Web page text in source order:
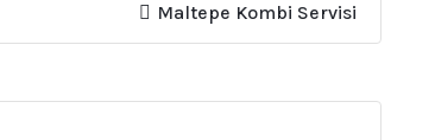
Maltepe Kombi Servisi